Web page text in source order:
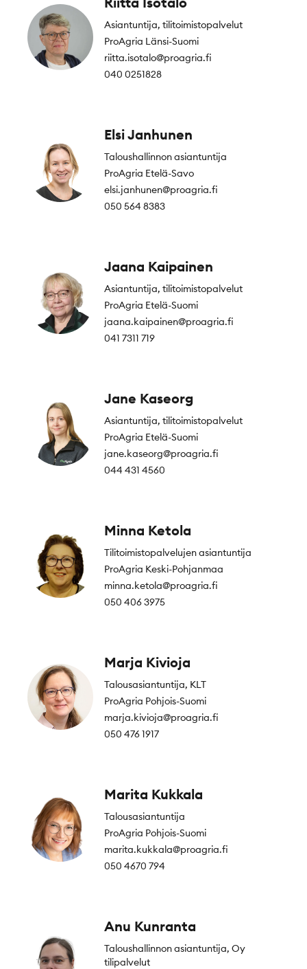
Asiantuntija, tilitoimistopalvelut
ProAgria Länsi-Suomi
riitta.isotalo@proagria.fi
040 0251828
Elsi Janhunen
Taloushallinnon asiantuntija
ProAgria Etelä-Savo
elsi.janhunen@proagria.fi
050 564 8383
Jaana Kaipainen
Asiantuntija, tilitoimistopalvelut
ProAgria Etelä-Suomi
jaana.kaipainen@proagria.fi
041 7311 719
Jane Kaseorg
Asiantuntija, tilitoimistopalvelut
ProAgria Etelä-Suomi
jane.kaseorg@proagria.fi
044 431 4560
Minna Ketola
Tilitoimistopalvelujen asiantuntija
ProAgria Keski-Pohjanmaa
minna.ketola@proagria.fi
050 406 3975
Marja Kivioja
Talousasiantuntija, KLT
ProAgria Pohjois-Suomi
marja.kivioja@proagria.fi
050 476 1917
Marita Kukkala
Talousasiantuntija
ProAgria Pohjois-Suomi
marita.kukkala@proagria.fi
050 4670 794
Anu Kunranta
Taloushallinnon asiantuntija, Oy
tilipalvelut